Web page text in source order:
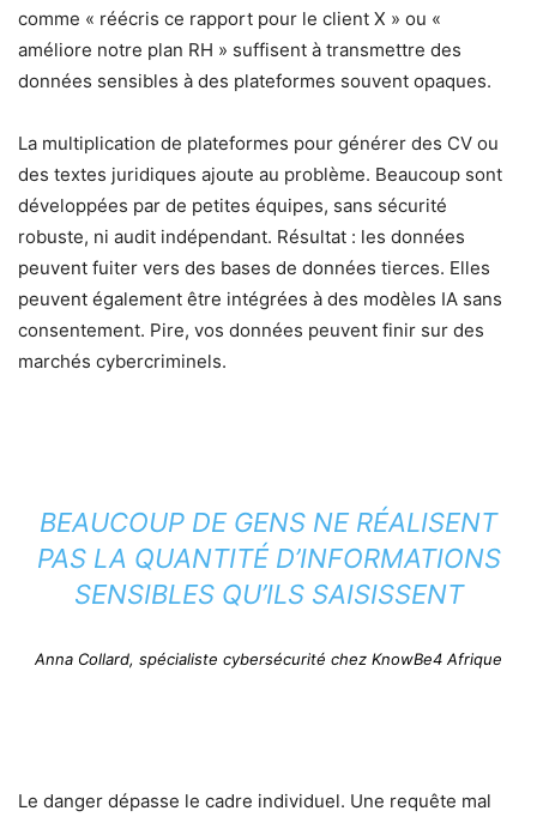
comme « réécris ce rapport pour le client X » ou «
améliore notre plan RH » suffisent à transmettre des
données sensibles à des plateformes souvent opaques.
La multiplication de plateformes pour générer des CV ou
des textes juridiques ajoute au problème. Beaucoup sont
développées par de petites équipes, sans sécurité
robuste, ni audit indépendant. Résultat : les données
peuvent fuiter vers des bases de données tierces. Elles
peuvent également être intégrées à des modèles IA sans
consentement. Pire, vos données peuvent finir sur des
marchés cybercriminels.
BEAUCOUP DE GENS NE RÉALISENT
PAS LA QUANTITÉ D’INFORMATIONS
SENSIBLES QU’ILS SAISISSENT
Anna Collard, spécialiste cybersécurité chez KnowBe4 Afrique
Le danger dépasse le cadre individuel. Une requête mal